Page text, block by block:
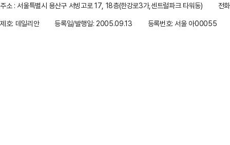
주소 : 서울특별시 용산구 서빙고로 17, 18층(한강로3가,센트럴파크 타워동)
전
제호: 데일리안
등록일/발행일: 2005.09.13 등록번호: 서울 아00055